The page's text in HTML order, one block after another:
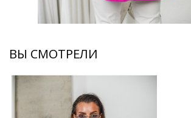
ВЫ СМОТРЕЛИ